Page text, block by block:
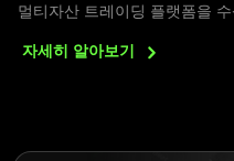
멀티자산 트레이딩 플랫폼을
자세히 알아보기